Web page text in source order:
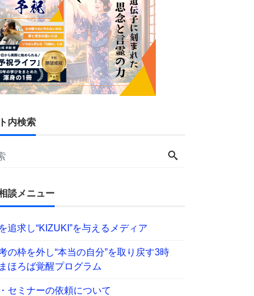
内検索
談メニュー
追求し“KIZUKI”を与えるメディア
考の枠を外し“本当の自分”を取り戻す3時
ほろば覚醒プログラム
セミナーの依頼について